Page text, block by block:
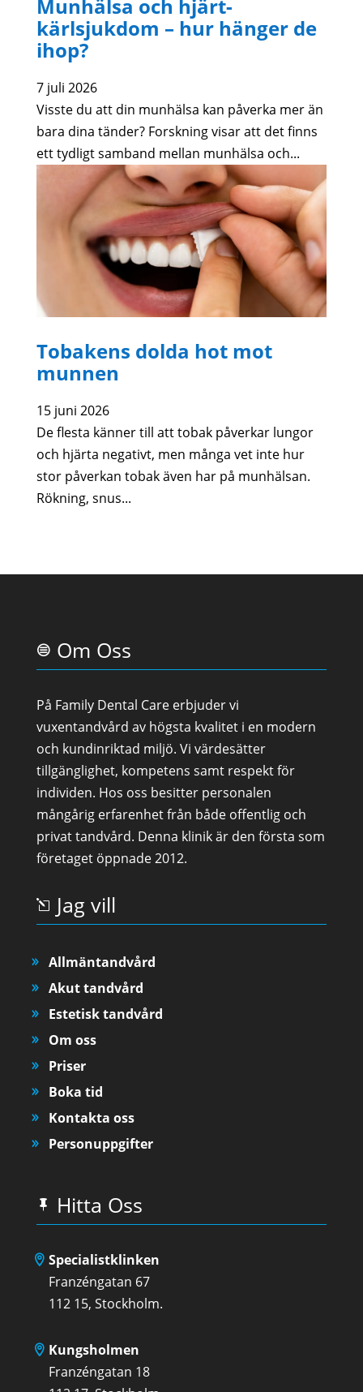
Munhälsa och hjärt-
kärlsjukdom – hur hänger de
ihop?
7 juli 2026
Visste du att din munhälsa kan påverka mer än
bara dina tänder? Forskning visar att det finns
ett tydligt samband mellan munhälsa och...
Tobakens dolda hot mot
munnen
15 juni 2026
De flesta känner till att tobak påverkar lungor
och hjärta negativt, men många vet inte hur
stor påverkan tobak även har på munhälsan.
Rökning, snus...
Om Oss
På Family Dental Care erbjuder vi
vuxentandvård av högsta kvalitet i en modern
och kundinriktad miljö. Vi värdesätter
tillgänglighet, kompetens samt respekt för
individen. Hos oss besitter personalen
mångårig erfarenhet från både offentlig och
privat tandvård. Denna klinik är den första som
företaget öppnade 2012.
Jag vill
Allmäntandvård
Akut tandvård
Estetisk tandvård
Om oss
Priser
Boka tid
Kontakta oss
Personuppgifter
Hitta Oss
Specialistklinken
Franzéngatan 67
112 15, Stockholm.
Kungsholmen
Franzéngatan 18